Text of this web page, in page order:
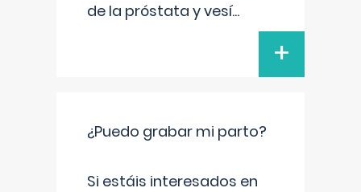
de la próstata y vesí...
+
¿Puedo grabar mi parto?
Si estáis interesados en